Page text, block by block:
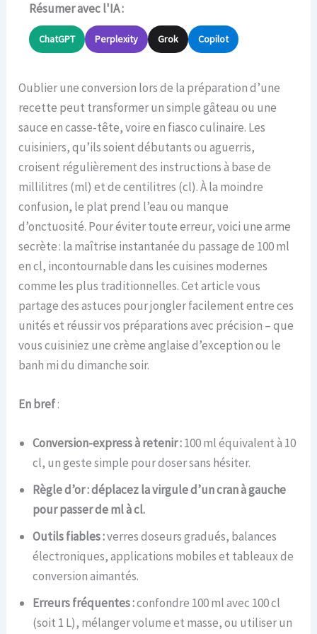
Résumer avec l'IA :
ChatGPT Perplexity Grok Copilot
Oublier une conversion lors de la préparation d’une
recette peut transformer un simple gâteau ou une
sauce en casse-tête, voire en fiasco culinaire. Les
cuisiniers, qu’ils soient débutants ou aguerris,
croisent régulièrement des instructions à base de
millilitres (ml) et de centilitres (cl). À la moindre
confusion, le plat prend l’eau ou manque
d’onctuosité. Pour éviter toute erreur, voici une arme
secrète : la maîtrise instantanée du passage de 100 ml
en cl, incontournable dans les cuisines modernes
comme les plus traditionnelles. Cet article vous
partage des astuces pour jongler facilement entre ces
unités et réussir vos préparations avec précision – que
vous cuisiniez une crème anglaise d’exception ou le
banh mi du dimanche soir.
En bref:
Conversion-express à retenir :100 ml équivalent à 10
cl, un geste simple pour doser sans hésiter.
Règle d’or : déplacez la virgule d’un cran à gauche
pour passer de ml à cl.
Outils fiables :verres doseurs gradués, balances
électroniques, applications mobiles et tableaux de
conversion aimantés.
Erreurs fréquentes :confondre 100 ml avec 100 cl
(soit 1 L), mélanger volume et masse, ou utiliser un